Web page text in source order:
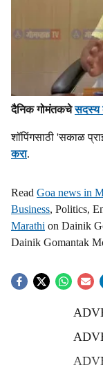
दैनिक गोमंतकचेसदस्य
शॉपिंगसाठी 'सकाळ
करा.
Read Goa news in
Business, Politics,
Marathi on Dainik
Dainik Gomantak